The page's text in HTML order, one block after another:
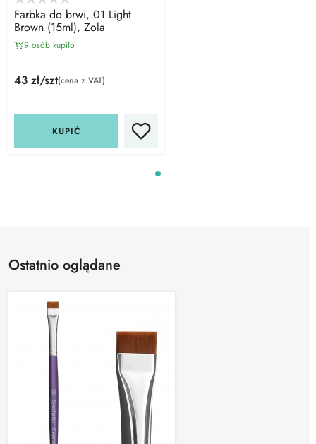
Farbka do brwi, 01 Light
Brown (15ml), Zola
9 osób kupiło
43 zł/szt(cena z VAT)
KUPIĆ
Ostatnio oglądane